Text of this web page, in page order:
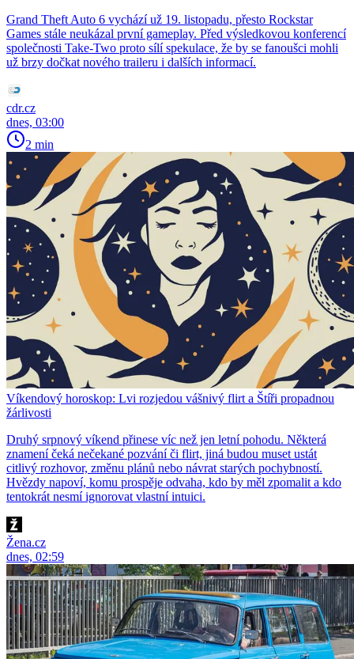
Grand Theft Auto 6 vychází už 19. listopadu, přesto Rockstar
Games stále neukázal první gameplay. Před výsledkovou konferencí
společnosti Take-Two proto sílí spekulace, že by se fanoušci mohli
už brzy dočkat nového traileru i dalších informací.
cdr.cz
dnes, 03:00
2 min
Víkendový horoskop: Lvi rozjedou vášnivý flirt a Štíři propadnou
žárlivosti
Druhý srpnový víkend přinese víc než jen letní pohodu. Některá
znamení čeká nečekané pozvání či flirt, jiná budou muset ustát
citlivý rozhovor, změnu plánů nebo návrat starých pochybností.
Hvězdy napoví, komu prospěje odvaha, kdo by měl zpomalit a kdo
tentokrát nesmí ignorovat vlastní intuici.
Žena.cz
dnes, 02:59